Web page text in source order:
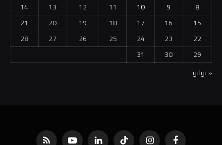
8
9
10
11
12
13
14
15
16
17
18
19
20
21
22
23
24
25
26
27
28
29
30
31
« يوليو